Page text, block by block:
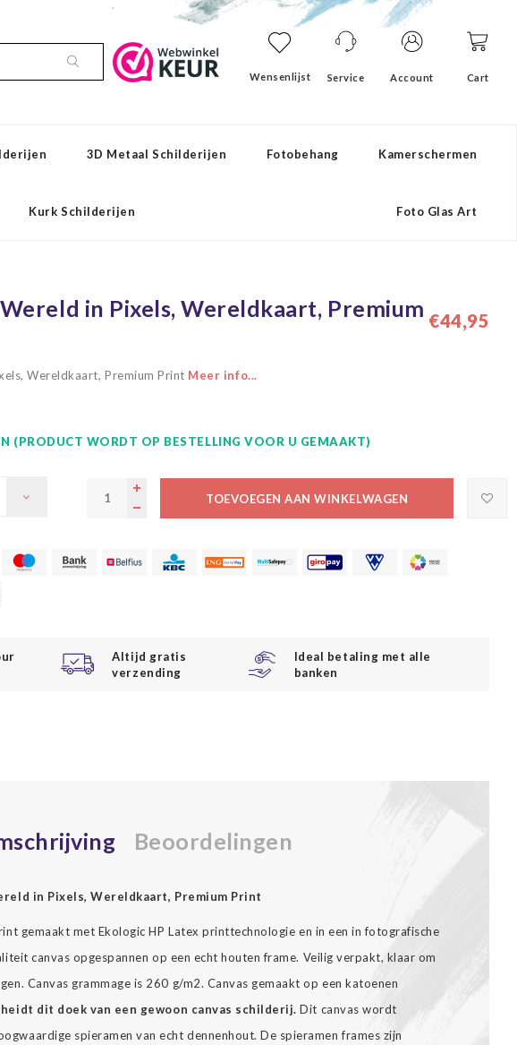
Wensenlijst Service Account Cart
3D Metaal Schilderijen Fotobehang Kamerschermen
Kurk Schilderijen Foto Glas Art
in Pixels, Wereldkaart, Premium €44,95
Wereldkaart, Premium Print Meer info...
(PRODUCT WORDT OP BESTELLING VOOR U GEMAAKT)
TOEVOEGEN AAN WINKELWAGEN
Altijd gratis
verzending
Ideal betaling met alle
banken
Beoordelingen
in Pixels, Wereldkaart, Premium Print
gemaakt met Ekologic HP Latex printtechnologie en in een in fotografische
canvas opgespannen op een echt houten frame. Veilig verpakt, klaar om
Canvas grammage is 260 g/m2. Canvas gemaakt op een katoenen
dit doek van een gewoon canvas schilderij. Dit canvas wordt
spieramen van echt dennenhout. De spieramen frames zijn